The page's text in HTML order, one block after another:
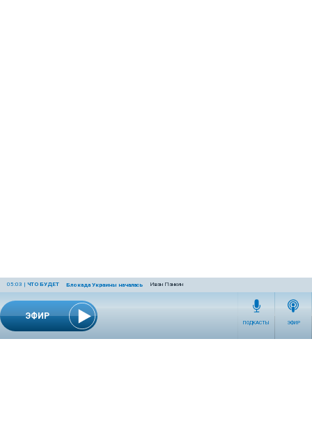
ЭФИР
05:03 | ЧТО БУДЕТ Блокада Украины началась Иван Панкин
ПОДКАСТЫ ЭФИР